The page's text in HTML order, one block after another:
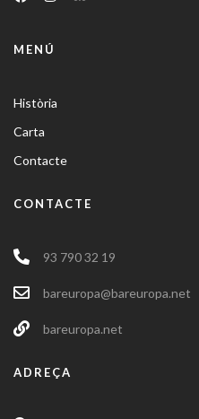
MENÚ
Història
Carta
Contacte
CONTACTE
93 790 32 19
bareuropa@bareuropa.net
bareuropa.net
ADREÇA